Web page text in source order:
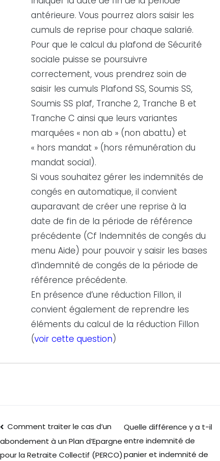
antérieure. Vous pourrez alors saisir les
cumuls de reprise pour chaque salarié.
Pour que le calcul du plafond de Sécurité
sociale puisse se poursuivre
correctement, vous prendrez soin de
saisir les cumuls Plafond SS, Soumis SS,
Soumis SS plaf, Tranche 2, Tranche B et
Tranche C ainsi que leurs variantes
marquées « non ab » (non abattu) et
« hors mandat » (hors rémunération du
mandat social).
Si vous souhaitez gérer les indemnités de
congés en automatique, il convient
auparavant de créer une reprise à la
date de fin de la période de référence
précédente (Cf Indemnités de congés du
menu Aide) pour pouvoir y saisir les bases
d’indemnité de congés de la période de
référence précédente.
En présence d’une réduction Fillon, il
convient également de reprendre les
éléments du calcul de la réduction Fillon
(voir cette question)
Comment traiter le cas d’un
abondement à un Plan d’Epargne
pour la Retraite Collectif (PERCO)
Quelle différence y a t-il
entre indemnité de
panier et indemnité de